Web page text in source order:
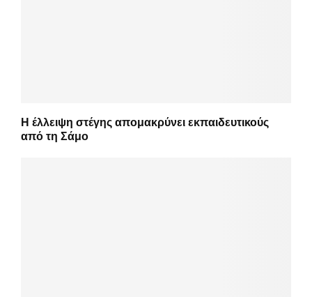
Η έλλειψη στέγης απομακρύνει εκπαιδευτικούς
από τη Σάμο